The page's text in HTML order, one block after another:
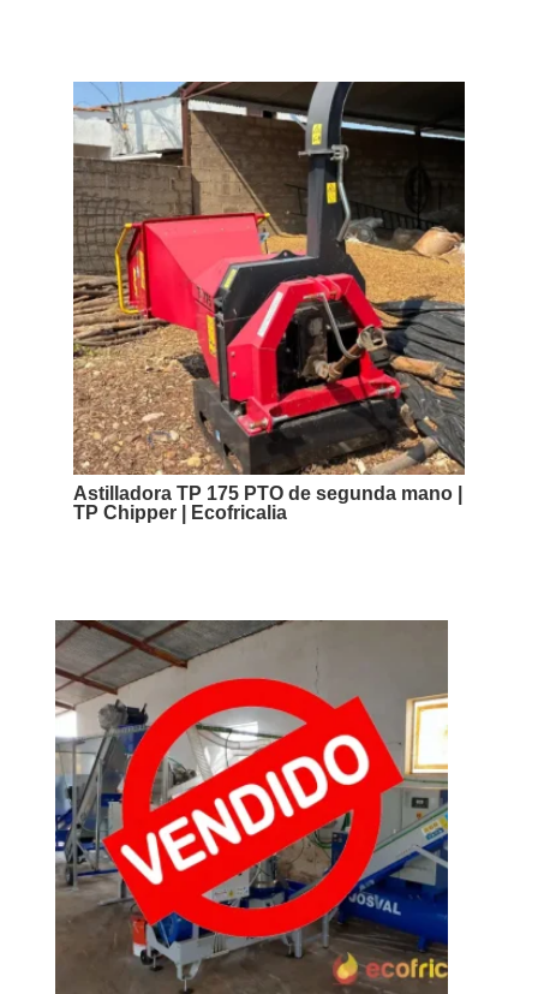
Astilladora TP 175 PTO de segunda mano |
TP Chipper | Ecofricalia